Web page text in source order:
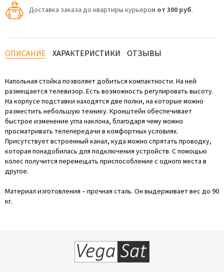
Доставка заказа до квартиры курьером от 300 руб.
ОПИСАНИЕ ХАРАКТЕРИСТИКИ ОТЗЫВЫ
Напольная стойка позволяет добиться компактности. На ней
размещается телевизор. Есть возможность регулировать высоту.
На корпусе подставки находятся две полки, на которые можно
разместить небольшую технику. Кронштейн обеспечивает
быстрое изменение угла наклона, благодаря чему можно
просматривать телепередачи в комфортных условиях.
Присутствует встроенный канал, куда можно спрятать проводку,
которая понадобилась для подключения устройств. С помощью
колес получится перемещать приспособление с одного места в
другое.
Материал изготовления – прочная сталь. Он выдерживает вес до 90
кг.